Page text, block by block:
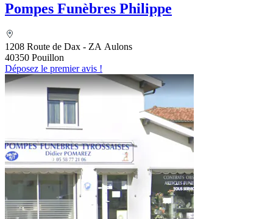
Pompes Funèbres Philippe
1208 Route de Dax - ZA Aulons
40350 Pouillon
Déposez le premier avis !